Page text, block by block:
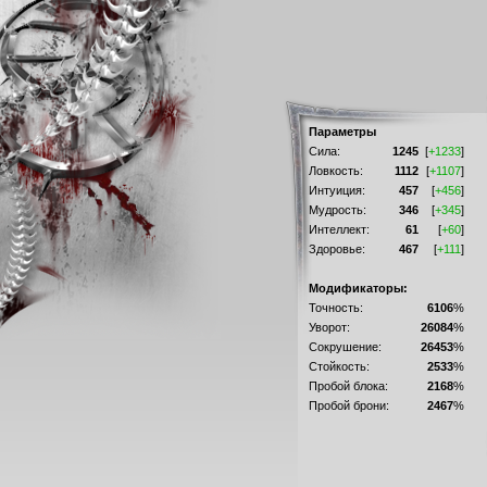
Параметры
Сила:
1245 [+1233]
Ловкость:
1112 [+1107]
Интуиция:
457 [+456]
Мудрость:
346 [+345]
Интеллект:
61 [+60]
Здоровье:
467 [+111]
Модификаторы:
Точность:
6106%
Уворот:
26084%
Сокрушение:
26453%
Стойкость:
2533%
Пробой блока:
2168%
Пробой брони:
2467%